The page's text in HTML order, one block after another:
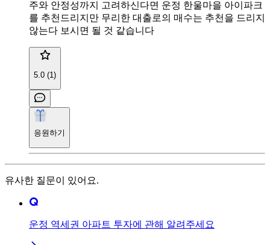
주와 안정성까지 고려하신다면 운정 한울마을 아이파크
를 추천드리지만 무리한 대출로의 매수는 추천을 드리지
않는다 보시면 될 것 같습니다
5.0 (1)
응원하기
유사한 질문이 있어요.
운정 역세권 아파트 투자에 관해 알려주세요